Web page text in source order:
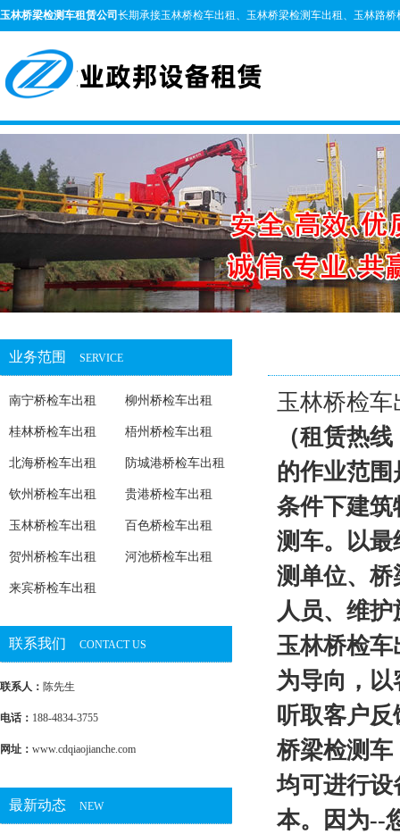
玉林桥梁检测车租赁公司 长期承接玉林桥检车出租、玉林桥梁检测车出租、玉林路
业务范围 SERVICE
南宁桥检车出租 柳州桥检车出租
桂林桥检车出租 梧州桥检车出租
北海桥检车出租 防城港桥检车出租
钦州桥检车出租 贵港桥检车出租
玉林桥检车出租 百色桥检车出租
贺州桥检车出租 河池桥检车出租
来宾桥检车出租
联系我们 CONTACT US
联系人： 陈先生
电话： 188-4834-3755
网址： www.cdqiaojianche.com
最新动态 NEW
玉林桥检
（租赁热
的作业范围
条件下建
测车。以
测单位、
人员、维
玉林桥检车
为导向，
听取客户
桥梁检测
均可进行
本。因为--